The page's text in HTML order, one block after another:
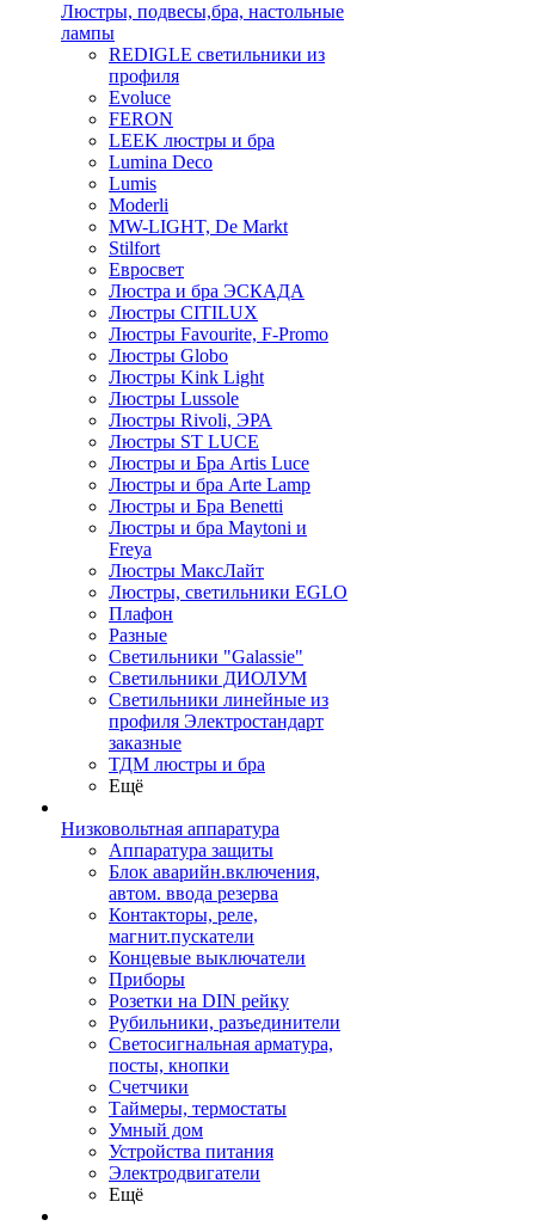
Люстры, подвесы,бра, настольные
лампы
REDIGLE светильники из
профиля
Evoluce
FERON
LEEK люстры и бра
Lumina Deco
Lumis
Moderli
MW-LIGHT, De Markt
Stilfort
Евросвет
Люстра и бра ЭСКАДА
Люстры CITILUX
Люстры Favourite, F-Promo
Люстры Globo
Люстры Kink Light
Люстры Lussole
Люстры Rivoli, ЭРА
Люстры ST LUCE
Люстры и Бра Artis Luce
Люстры и бра Arte Lamp
Люстры и Бра Benetti
Люстры и бра Maytoni и
Freya
Люстры МаксЛайт
Люстры, светильники EGLO
Плафон
Разные
Светильники "Galassie"
Светильники ДИОЛУМ
Светильники линейные из
профиля Электростандарт
заказные
ТДМ люстры и бра
Ещё
Низковольтная аппаратура
Аппаратура защиты
Блок аварийн.включения,
автом. ввода резерва
Контакторы, реле,
магнит.пускатели
Концевые выключатели
Приборы
Розетки на DIN рейку
Рубильники, разъединители
Светосигнальная арматура,
посты, кнопки
Счетчики
Таймеры, термостаты
Умный дом
Устройства питания
Электродвигатели
Ещё